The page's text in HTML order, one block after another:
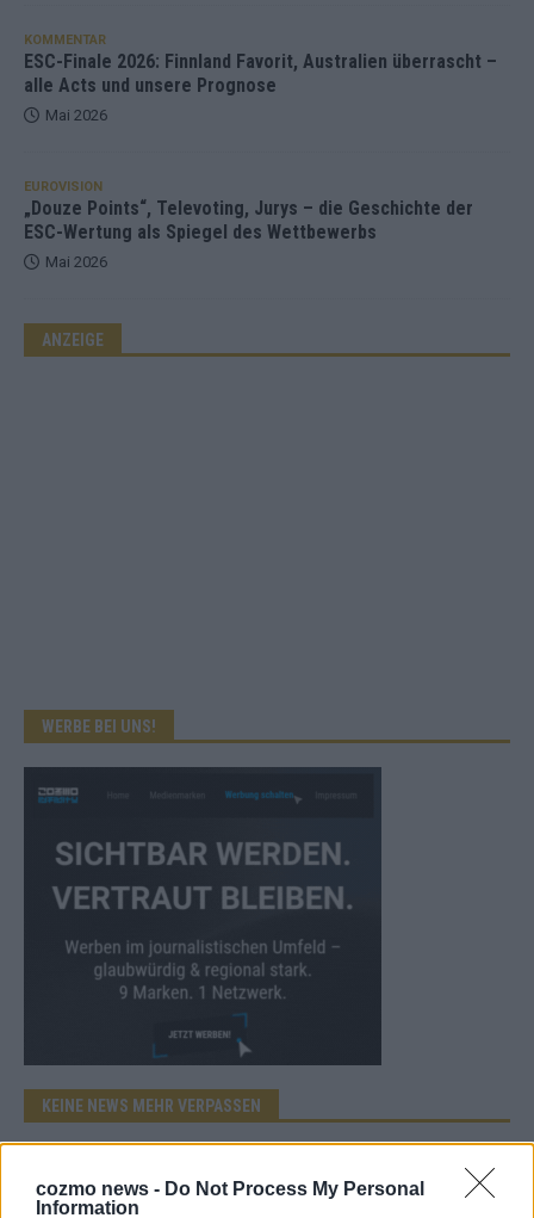
cozmo news - Do Not Process My Personal
Information
KOMMENTAR
ESC-Finale 2026: Finnland Favorit, Australien überrascht –
alle Acts und unsere Prognose
Mai 2026
EUROVISION
„Douze Points“, Televoting, Jurys – die Geschichte der
ESC-Wertung als Spiegel des Wettbewerbs
Mai 2026
ANZEIGE
WERBE BEI UNS!
KEINE NEWS MEHR VERPASSEN